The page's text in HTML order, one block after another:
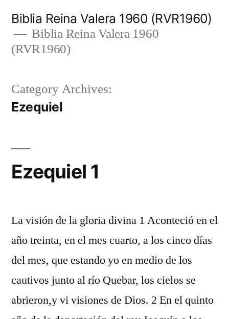
content
Biblia Reina Valera 1960 (RVR1960)
Biblia Reina Valera 1960
(RVR1960)
Category Archives:
Ezequiel
Ezequiel 1
La visión de la gloria divina 1 Aconteció en el
año treinta, en el mes cuarto, a los cinco días
del mes, que estando yo en medio de los
cautivos junto al río Quebar, los cielos se
abrieron,y vi visiones de Dios. 2 En el quinto